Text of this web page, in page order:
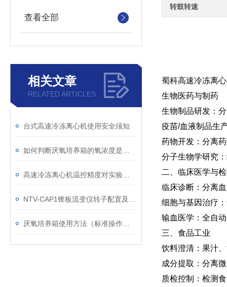
查看全部
相关文章
RELATED ARTICLES
台式高速冷冻离心机使用安全须知
转鼓转速
蜀科高速冷冻离
生物医药与制药
生物制品研发‌：
疫苗/血液制品生
药物开发‌：分离
分子生物学研究‌
二、临床医学与
临床诊断‌：分离
细胞与基因治疗‌
输血医学‌：全自
三、食品工业
饮料澄清‌：果汁
成分提取‌：分离
质检控制‌：检测